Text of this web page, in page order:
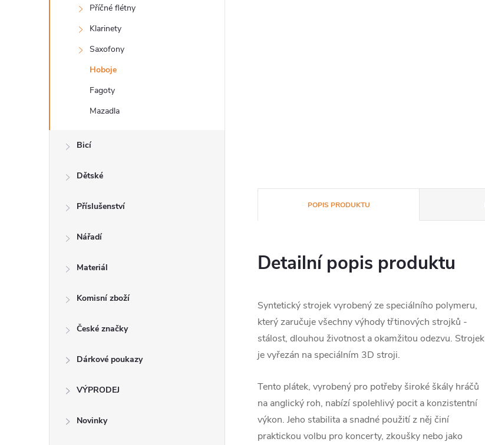
a
Příčné flétny
Klarinety
Saxofony
Hoboje
Fagoty
Mazadla
Bicí
Dětské
Příslušenství
Nářadí
Materiál
Komisní zboží
České značky
Dárkové poukazy
VÝPRODEJ
Novinky
POPIS PRODUKTU
Detailní popis produktu
Syntetický strojek vyrobený ze speciálního polymeru,
který zaručuje všechny výhody třtinových strojků -
stálost, dlouhou životnost a okamžitou odezvu. Strojek
je vyřezán na speciálním 3D stroji.
Tento plátek, vyrobený pro potřeby široké škály hráčů
na anglický roh, nabízí spolehlivý pocit a konzistentní
výkon. Jeho stabilita a snadné použití z něj činí
praktickou volbu pro koncerty, zkoušky nebo jako